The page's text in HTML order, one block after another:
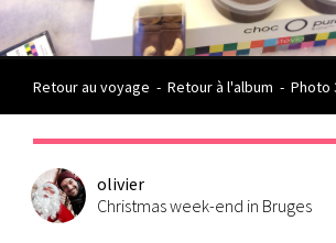
Retour au voyage - Retour à l'album - Photo
olivier
Christmas week-end in Bruges